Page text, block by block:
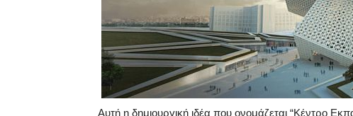
Αυτή η δημιουργική ιδέα που ονομάζεται “Κέντρο